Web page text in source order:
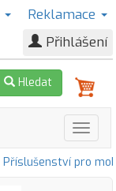
Reklamace
Přihlášení
Hledat
Příslušenství pro